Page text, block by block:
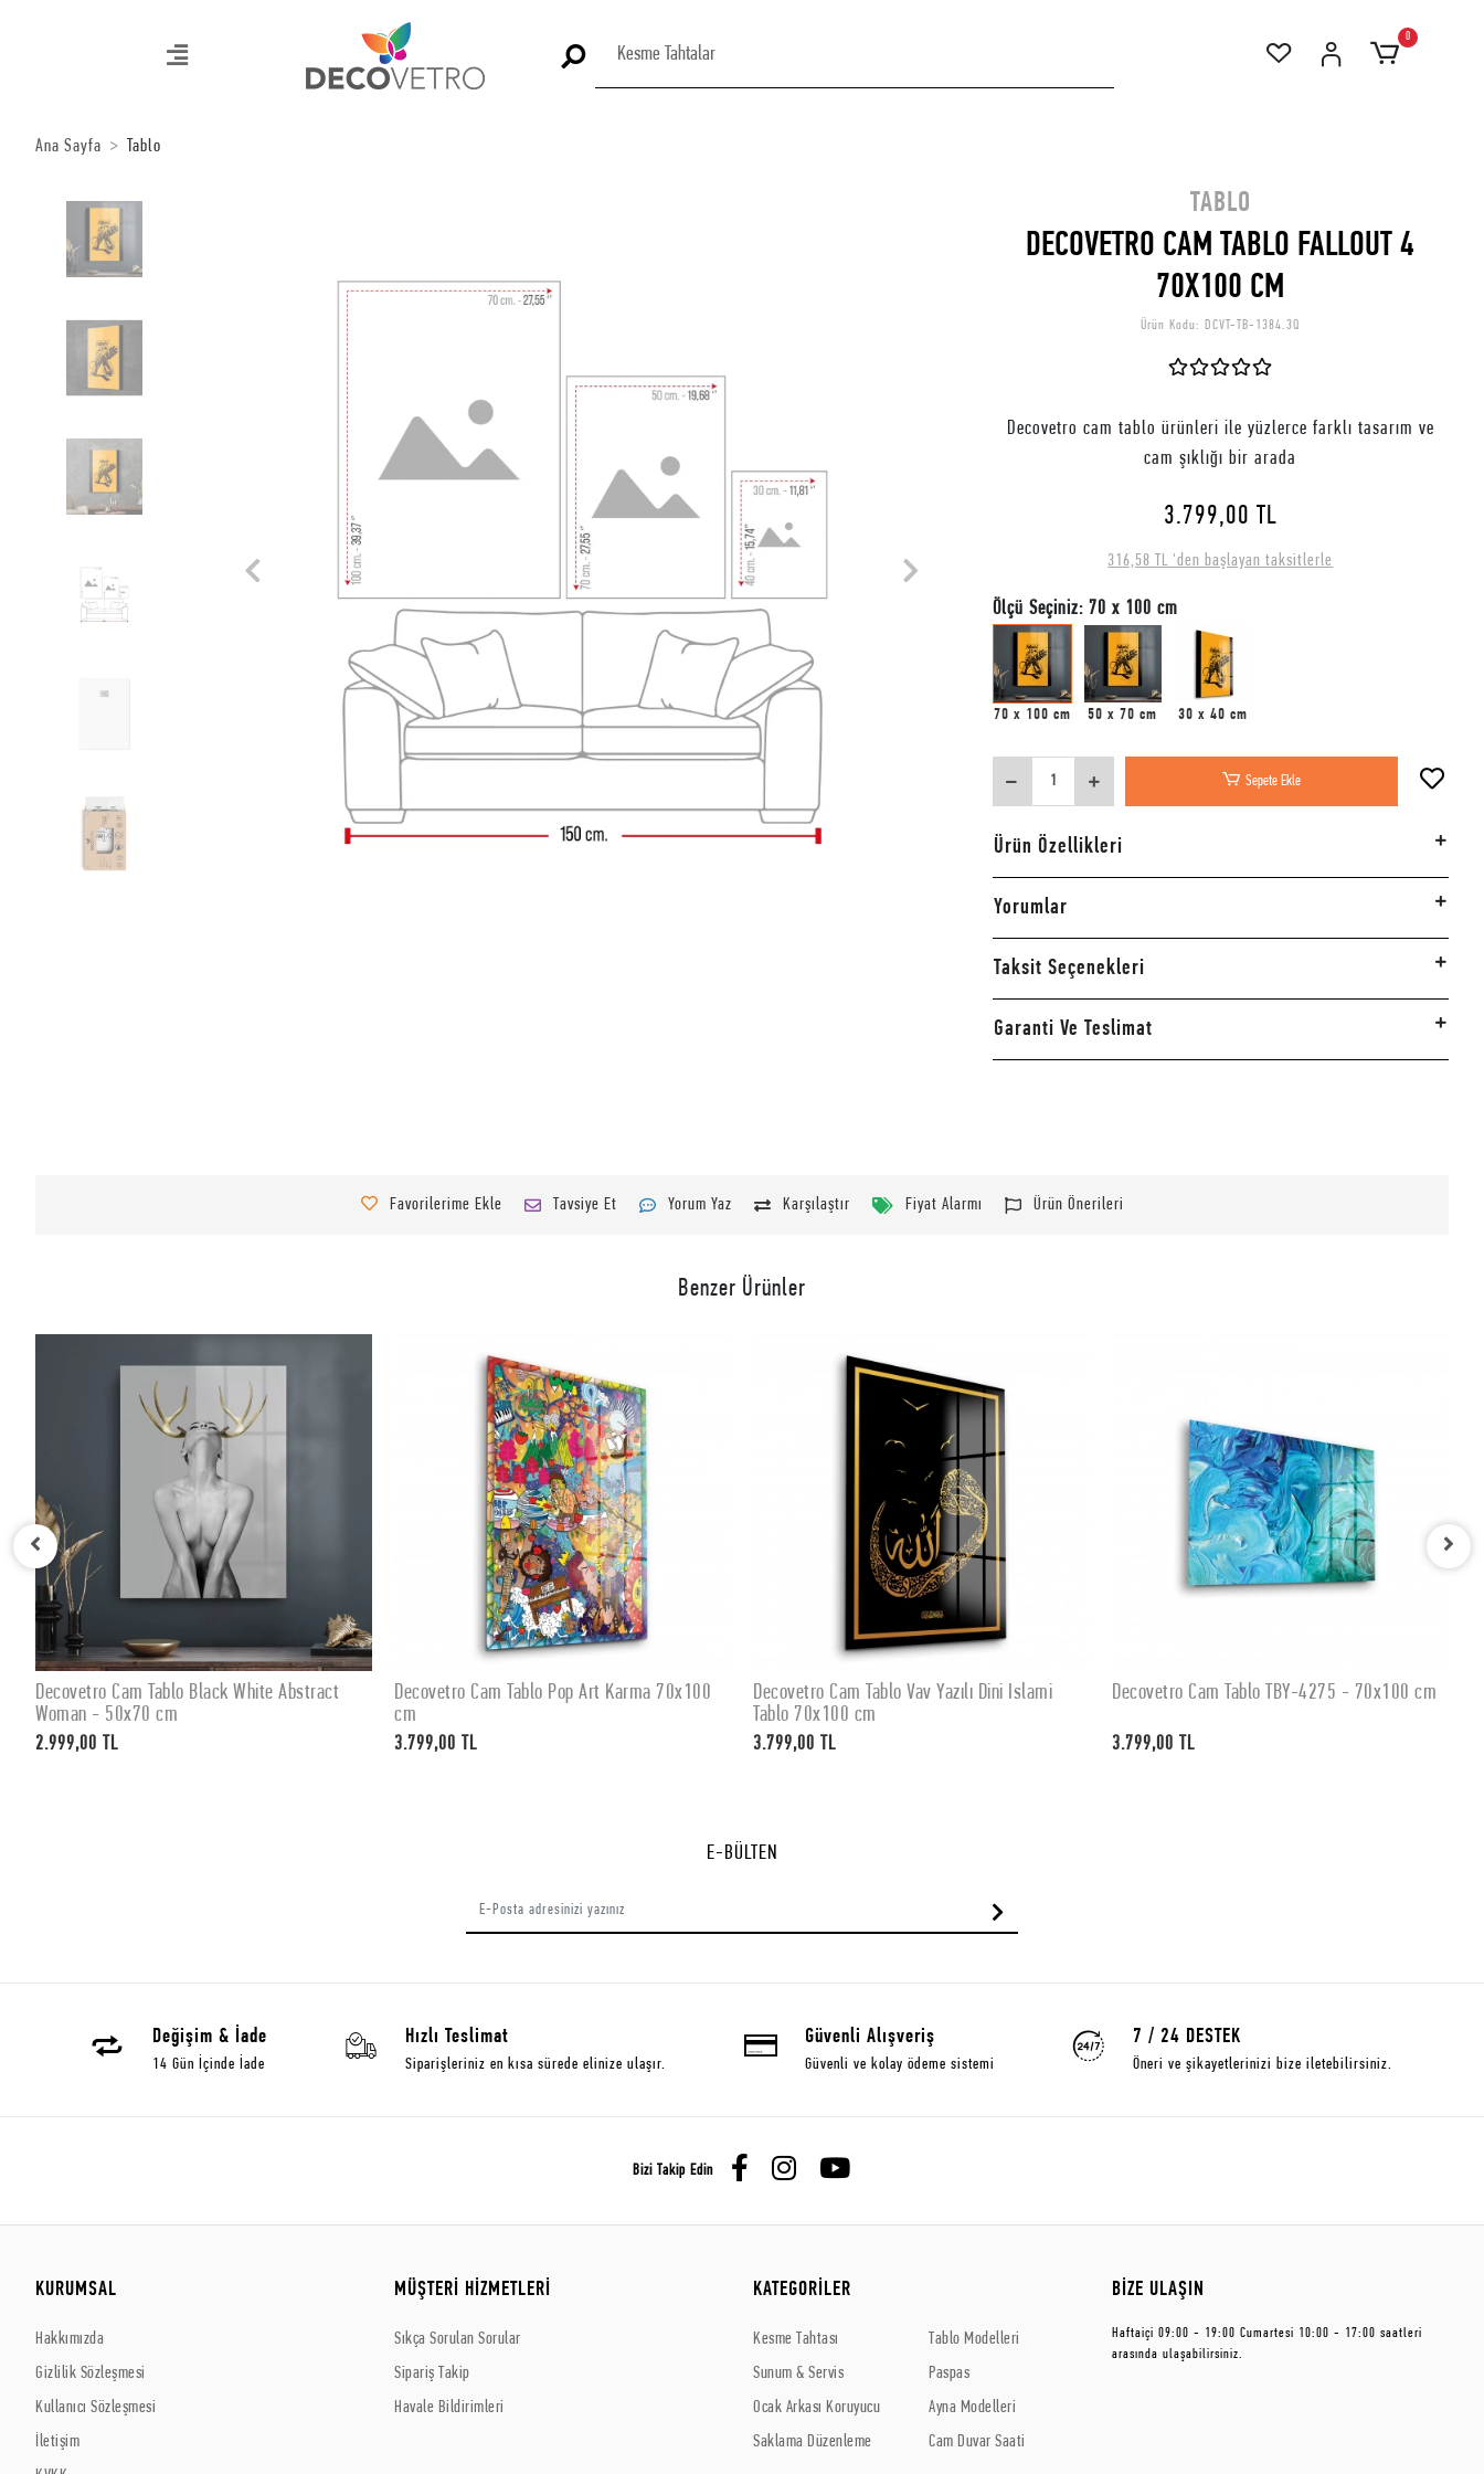
0
Ana Sayfa Tablo
TABLO
DECOVETRO CAM TABLO FALLOUT 4
70X100 CM
Ürün Kodu: DCVT-TB-1384.3Q
Decovetro cam tablo ürünleri ile yüzlerce farklı tasarım ve
cam şıklığı bir arada
3.799,00 TL
316,58 TL 'den başlayan taksitlerle
Ölçü Seçiniz: 70 x 100 cm
70 x 100 cm 50 x 70 cm 30 x 40 cm
Sepete Ekle
Ürün Özellikleri
Yorumlar
Taksit Seçenekleri
Garanti Ve Teslimat
Favorilerime Ekle Tavsiye Et Yorum Yaz Karşılaştır Fiyat Alarmı Ürün Önerileri
Benzer Ürünler
SEPETE EKLE
Decovetro Cam Tablo Pop Art Karma 70x100
cm
3.799,00 TL
SEPETE EKLE
Decovetro Cam Tablo Vav Yazılı Dini İslami
Tablo 70x100 cm
3.799,00 TL
SEPETE EKLE
Decovetro Cam Tablo TBY-4275 - 70x100 cm
3.799,00 TL
SEPETE EKLE
Decovetro Cam Tablo TBY-4274 - 70x100 cm
3.799,00 TL
E-BÜLTEN
Değişim & İade
14 Gün İçinde İade
Hızlı Teslimat
Siparişleriniz en kısa sürede elinize ulaşır.
Güvenli Alışveriş
Güvenli ve kolay ödeme sistemi
7 / 24 DESTEK
Öneri ve şikayetlerinizi bize iletebilirsiniz.
Bizi Takip Edin
KURUMSAL
Hakkımızda
Gizlilik Sözleşmesi
Kullanıcı Sözleşmesi
İletişim
MÜŞTERİ HİZMETLERİ
Sıkça Sorulan Sorular
Sipariş Takip
Havale Bildirimleri
KATEGORİLER
Kesme Tahtası
Sunum & Servis
Ocak Arkası Koruyucu
Saklama Düzenleme
Tablo Modelleri
Paspas
Ayna Modelleri
Cam Duvar Saati
BİZE ULAŞIN
Haftaiçi 09:00 - 19:00 Cumartesi 10:00 - 17:00 saatleri
arasında ulaşabilirsiniz.